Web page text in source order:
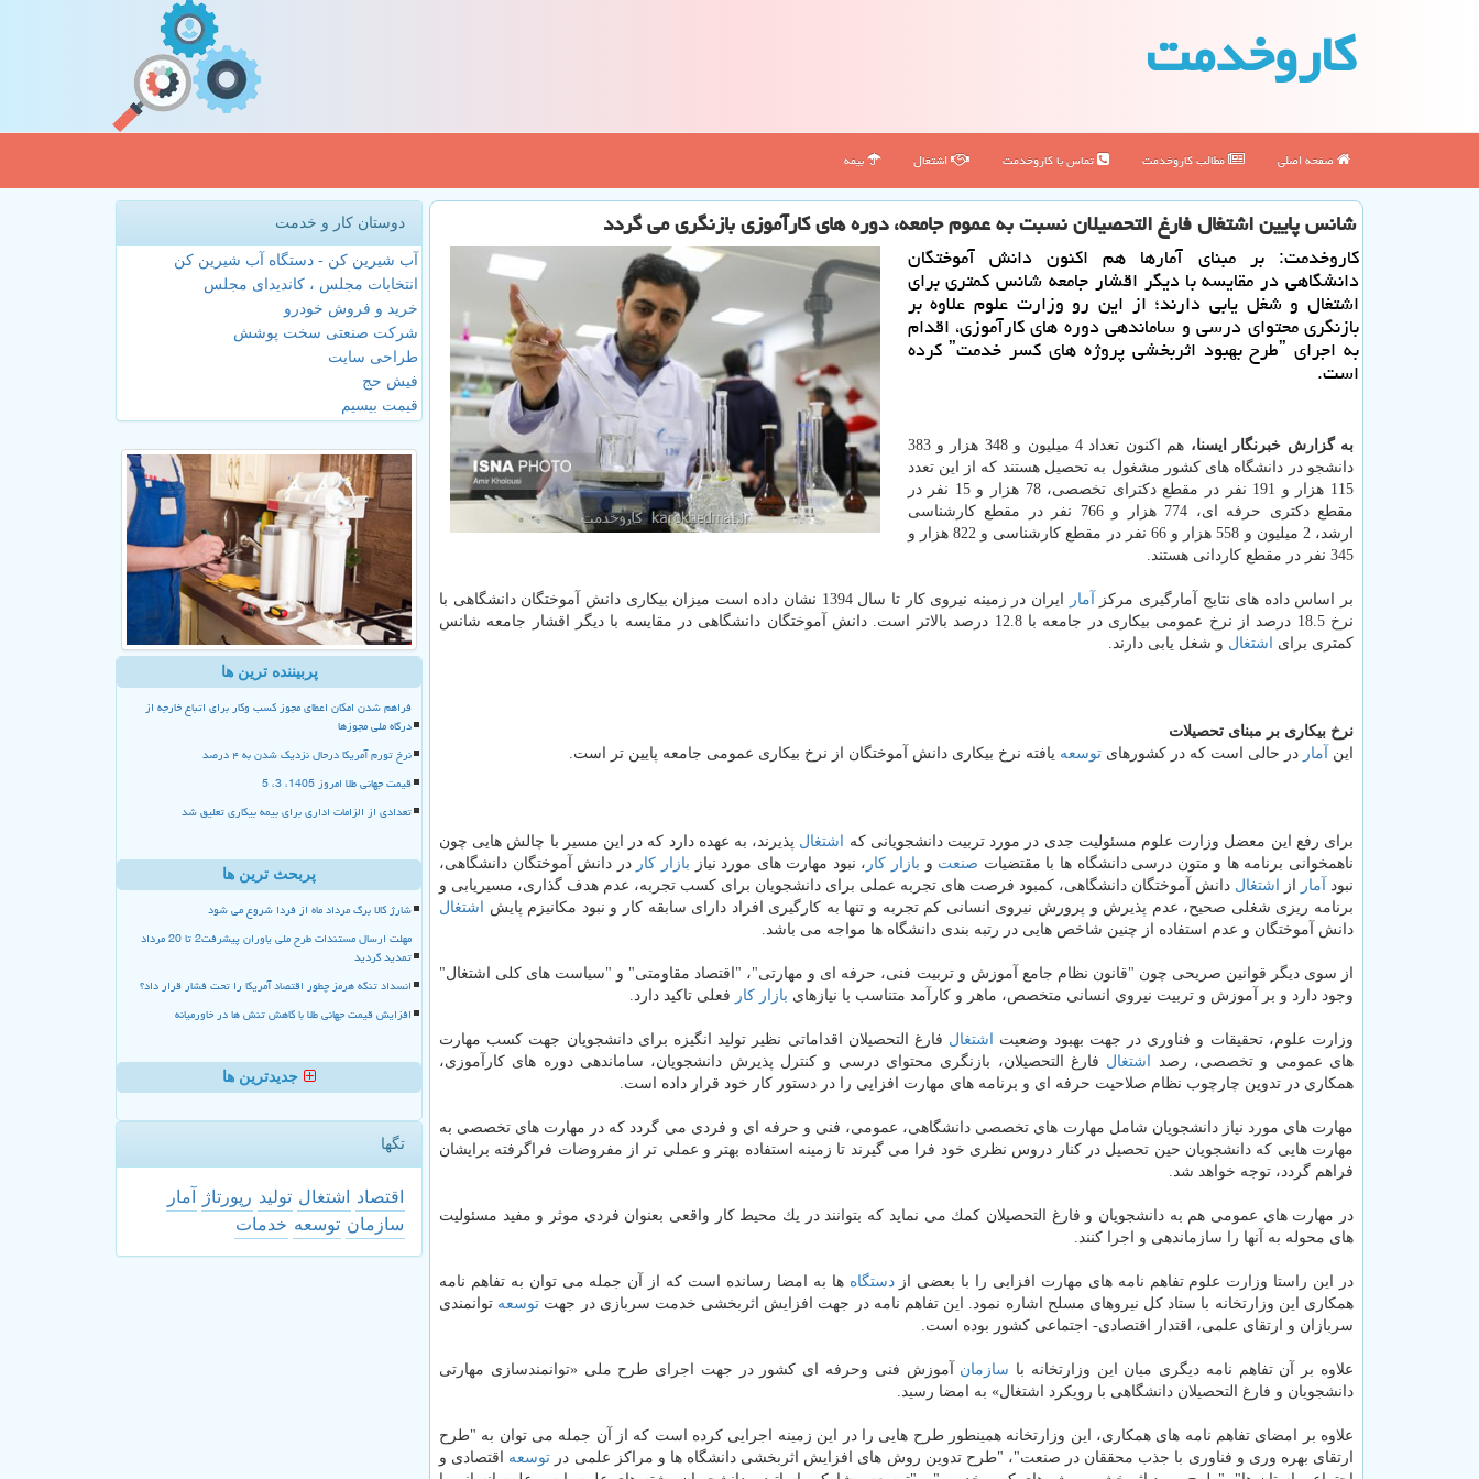
كاروخدمت
صفحه اصلی مطالب كاروخدمت تماس با كاروخدمت اشتغال بیمه
شانس پایین اشتغال فارغ التحصیلان نسبت به عموم جامعه، دوره های كارآموزی بازنگری می گردد
كاروخدمت: بر مبنای آمارها هم اكنون دانش آموختگان
دانشگاهی در مقایسه با دیگر اقشار جامعه شانس كمتری برای
اشتغال و شغل یابی دارند؛ از این رو وزارت علوم علاوه بر
بازنگری محتوای درسی و ساماندهی دوره های كارآموزی، اقدام
به اجرای ˮطرح بهبود اثربخشی پروژه های كسر خدمتˮ كرده
است.
به گزارش خبرنگار ایسنا،
هم اكنون تعداد 4 میلیون و 348 هزار و 383
دانشجو در دانشگاه های كشور مشغول به تحصیل هستند كه از این تعدد
115 هزار و 191 نفر در مقطع دكترای تخصصی، 78 هزار و 15 نفر در
مقطع دكتری حرفه ای، 774 هزار و 766 نفر در مقطع كارشناسی
ارشد، 2 میلیون و 558 هزار و 66 نفر در مقطع كارشناسی و 822 هزار و
345 نفر در مقطع كاردانی هستند.
بر اساس داده های نتایج آمارگیری مركز آمار
ایران در زمینه نیروی كار تا سال 1394 نشان داده است میزان بیكاری دانش آموختگان دانشگاهی با
نرخ 18.5 درصد از نرخ عمومی بیكاری در جامعه با 12.8 درصد بالاتر است. دانش آموختگان دانشگاهی در مقایسه با دیگر اقشار جامعه شانس
كمتری برای
اشتغال و شغل یابی دارند.
نرخ بیكاری بر مبنای تحصیلات
این
آمار در حالی است كه در كشورهای توسعه یافته نرخ بیكاری دانش آموختگان از نرخ بیكاری عمومی جامعه پایین تر است.
برای رفع این معضل وزارت علوم مسئولیت جدی در مورد تربیت دانشجویانی كه اشتغال پذیرند، به عهده دارد كه در این مسیر با چالش هایی چون
ناهمخوانی برنامه ها و متون درسی دانشگاه ها با مقتضیات صنعت و بازار كار ، نبود مهارت های مورد نیاز بازار كار در دانش آموختگان دانشگاهی،
نبود آمار از اشتغال دانش آموختگان دانشگاهی، كمبود فرصت های تجربه عملی برای دانشجویان برای كسب تجربه، عدم هدف گذاری، مسیریابی و
برنامه ریزی شغلی صحیح، عدم پذیرش و پرورش نیروی انسانی كم تجربه و تنها به كارگیری افراد دارای سابقه كار و نبود مكانیزم پایش
اشتغال
دانش آموختگان و عدم استفاده از چنین شاخص هایی در رتبه بندی دانشگاه ها مواجه می باشد.
از سوی دیگر قوانین صریحی چون "قانون نظام جامع آموزش و تربیت فنی، حرفه ای و مهارتی"، "اقتصاد مقاومتی" و "سیاست های كلی اشتغال"
وجود دارد و بر آموزش و تربیت نیروی انسانی متخصص، ماهر و كارآمد متناسب با نیازهای بازار كار فعلی تاكید دارد.
وزارت علوم، تحقیقات و فناوری در جهت بهبود وضعیت اشتغال فارغ التحصیلان اقداماتی نظیر تولید انگیزه برای دانشجویان جهت كسب مهارت
های عمومی و تخصصی، رصد
اشتغال فارغ التحصیلان، بازنگری محتوای درسی و كنترل پذیرش دانشجویان، ساماندهی دوره های كارآموزی،
همكاری در تدوین چارچوب نظام صلاحیت حرفه ای و برنامه های مهارت افزایی را در دستور كار خود قرار داده است.
مهارت های مورد نیاز دانشجویان شامل مهارت های تخصصی دانشگاهی، عمومی، فنی و حرفه ای و فردی می گردد كه در مهارت های تخصصی به
مهارت هایی كه دانشجویان حین تحصیل در كنار دروس نظری خود فرا می گیرند تا زمینه استفاده بهتر و عملی تر از مفروضات فراگرفته برایشان
فراهم گردد، توجه خواهد شد.
در مهارت های عمومی هم به دانشجویان و فارغ التحصیلان كمك می نماید كه بتوانند در یك محیط كار واقعی بعنوان فردی موثر و مفید مسئولیت
های محوله به آنها را سازماندهی و اجرا كنند.
در این راستا وزارت علوم تفاهم نامه های مهارت افزایی را با بعضی ازدستگاه ها به امضا رسانده است كه از آن جمله می توان به تفاهم نامه
همكاری این وزارتخانه با ستاد كل نیروهای مسلح اشاره نمود. این تفاهم نامه در جهت افزایش اثربخشی خدمت سربازی در جهت توسعه توانمندی
سربازان و ارتقای علمی، اقتدار اقتصادی- اجتماعی كشور بوده است.
علاوه بر آن تفاهم نامه دیگری میان این وزارتخانه با سازمان آموزش فنی وحرفه ای كشور در جهت اجرای طرح ملی «توانمندسازی مهارتی
دانشجویان و فارغ­ التحصیلان دانشگاهی با رویكرد اشتغال» به امضا رسید.
علاوه بر امضای تفاهم نامه های همكاری، این وزارتخانه همینطور طرح هایی را در این زمینه اجرایی كرده است كه از آن جمله می توان به "طرح
ارتقای بهره وری و فناوری با جذب محققان در صنعت"، "طرح تدوین روش های افزایش اثربخشی دانشگاه ها و مراكز علمی در توسعه اقتصادی و
دوستان کار و خدمت
آب شیرین کن - دستگاه آب شیرین کن
انتخابات مجلس ، کاندیدای مجلس
خرید و فروش خودرو
شرکت صنعتی سخت پوشش
طراحی سایت
فیش حج
قیمت بیسیم
پربیننده ترین ها
فراهم شدن امکان اعطای مجوز کسب وکار برای اتباع خارجه از
درگاه ملی مجوزها
نرخ تورم آمریکا درحال نزدیک شدن به ۴ درصد
قیمت جهانی طلا امروز 1405، 3، 5
تعدادی از الزامات اداری برای بیمه بیکاری تعلیق شد
پربحث ترین ها
شارژ کالا برگ مرداد ماه از فردا شروع می شود
مهلت ارسال مستندات طرح ملی یاوران پیشرفت2 تا 20 مرداد
تمدید گردید
انسداد تنگه هرمز چطور اقتصاد آمریکا را تحت فشار قرار داد؟
افزایش قیمت جهانی طلا با کاهش تنش ها در خاورمیانه
جدیدترین ها
تگها
اقتصاد اشتغال تولید رپورتاژ
آمار
سازمان توسعه خدمات